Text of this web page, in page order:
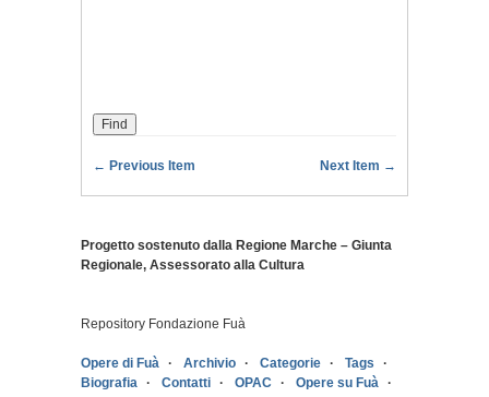
← Previous Item Next Item →
Progetto sostenuto dalla Regione Marche – Giunta
Regionale, Assessorato alla Cultura
Repository Fondazione Fuà
Opere di Fuà Archivio Categorie
Tags
Biografia
Contatti OPAC
Opere su Fuà